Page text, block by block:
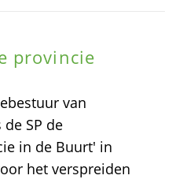
provincie
van
SP de
in de Buurt' in
het verspreiden